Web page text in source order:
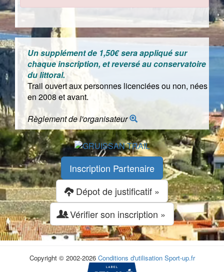
Un supplément de 1,50€ sera appliqué sur
chaque inscription, et reversé au conservatoire
du littoral.
Trail ouvert aux personnes licenciées ou non, nées
en 2008 et avant.
Règlement de l'organisateur
Inscription Partenaire
Dépot de justificatif »
Vérifier son inscription »
Copyright © 2002-2026 Conditions d'utilisation Sport-up.fr